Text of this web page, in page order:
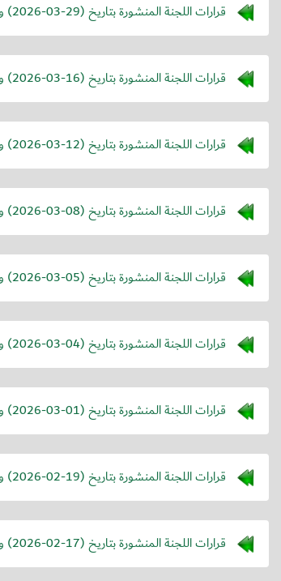
قرارات اللجنة المنشورة بتاريخ (2026-03-29
)
قرارات اللجنة المنشورة بتاريخ (2026-03-16
)
قرارات اللجنة المنشورة بتاريخ (2026-03-12
)
قرارات اللجنة المنشورة بتاريخ (2026-03-08
)
قرارات اللجنة المنشورة بتاريخ (2026-03-05
)
قرارات اللجنة المنشورة بتاريخ (2026-03-04
)
قرارات اللجنة المنشورة بتاريخ (2026-03-01
)
قرارات اللجنة المنشورة بتاريخ (2026-02-19
)
قرارات اللجنة المنشورة بتاريخ (2026-02-17
)